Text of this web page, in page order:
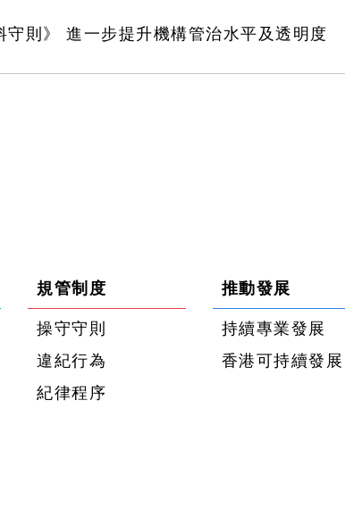
則》 進一步提升機構管治水平及透明度
規管制度
操守守則
違紀行為
紀律程序
推動發展
持續專業發展
香港可持續發展